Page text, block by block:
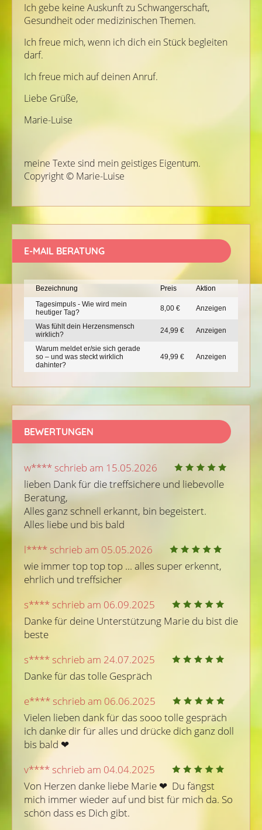
Ich gebe keine Auskunft zu Schwangerschaft,
Gesundheit oder medizinischen Themen.
Ich freue mich, wenn ich dich ein Stück begleiten
darf.
Ich freue mich auf deinen Anruf.
Liebe Grüße,
Marie-Luise
meine Texte sind mein geistiges Eigentum.
Copyright ©️ Marie-Luise
E-MAIL BERATUNG
Bezeichnung Preis
Aktion
Tagesimpuls - Wie wird mein
heutiger Tag?
8,00 € Anzeigen
Was fühlt dein Herzensmensch
wirklich?
24,99 € Anzeigen
Warum meldet er/sie sich gerade
so – und was steckt wirklich
dahinter?
49,99 € Anzeigen
BEWERTUNGEN
w**** schrieb am 15.05.2026
lieben Dank für die treffsichere und liebevolle
Beratung,
Alles ganz schnell erkannt, bin begeistert.
Alles liebe und bis bald
l**** schrieb am 05.05.2026
wie immer top top top ... alles super erkennt,
ehrlich und treffsicher
s**** schrieb am 06.09.2025
Danke für deine Unterstützung Marie du bist die
beste
s**** schrieb am 24.07.2025
Danke für das tolle Gespräch
e**** schrieb am 06.06.2025
Vielen lieben dank für das sooo tolle gespräch
ich danke dir für alles und drücke dich ganz doll
bis bald ❤ ️
v**** schrieb am 04.04.2025
Von Herzen danke liebe Marie ❤ ️ Du fängst
mich immer wieder auf und bist für mich da. So
schön dass es Dich gibt.